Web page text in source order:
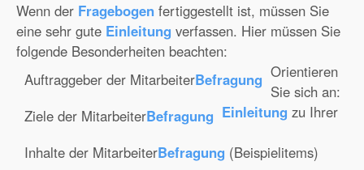
Wenn der Fragebogen fertiggestellt ist, müssen Sie
eine sehr gute Einleitung verfassen. Hier müssen Sie
folgende Besonderheiten beachten:
Auftraggeber der MitarbeiterBefragung
Ziele der MitarbeiterBefragung
Inhalte der MitarbeiterBefragung (Beispielitems)
Orientieren
Sie sich an:
Einleitung zu Ihrer